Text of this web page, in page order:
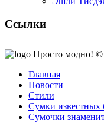
Ссылки
Просто модно! ©
Главная
Новости
Стили
Сумки известных
Сумочки